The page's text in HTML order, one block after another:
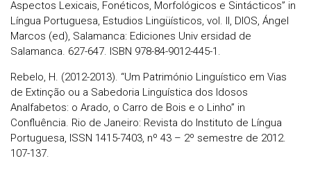
Aspectos Lexicais, Fonéticos, Morfológicos e Sintácticos” in
Língua Portuguesa, Estudios Lingüísticos, vol. II, DIOS, Ángel
Marcos (ed), Salamanca: Ediciones Univ ersidad de
Salamanca. 627-647. ISBN 978-84-9012-445-1.
Rebelo, H. (2012-2013). “Um Património Linguístico em Vias
de Extinção ou a Sabedoria Linguística dos Idosos
Analfabetos: o Arado, o Carro de Bois e o Linho” in
Confluência. Rio de Janeiro: Revista do Instituto de Língua
Portuguesa, ISSN 1415-7403, nº 43 – 2º semestre de 2012.
107-137.